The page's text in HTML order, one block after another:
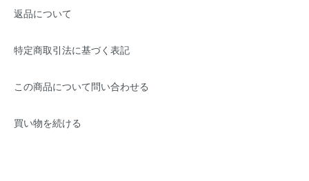
返品について
特定商取引法に基づく表記
この商品について問い合わせる
買い物を続ける